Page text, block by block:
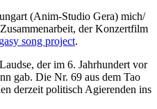
(Anim-Studio Gera) mich/
der Konzertfilm
song project.
der im 6. Jahrhundert vor
gab. Die Nr. 69 aus dem Tao
derzeit politisch Agierenden ins